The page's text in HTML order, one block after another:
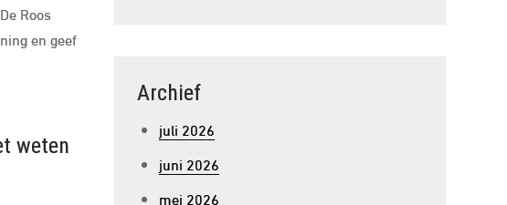
Roos
en geef
weten
Archief
juli 2026
juni 2026
mei 2026